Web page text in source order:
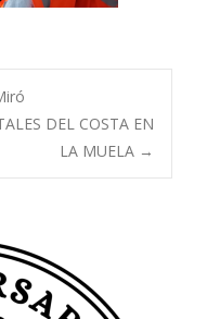
DEL COSTA EN
LA MUELA →